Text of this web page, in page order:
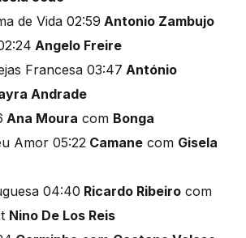
de Vida 02:59 Antonio Zambujo
Angelo Freire
Francesa 03:47 António
Andrade
Ana Moura com Bonga
Amor 05:22 Camane com Gisela
04:40 Ricardo Ribeiro com
Nino De Los Reis